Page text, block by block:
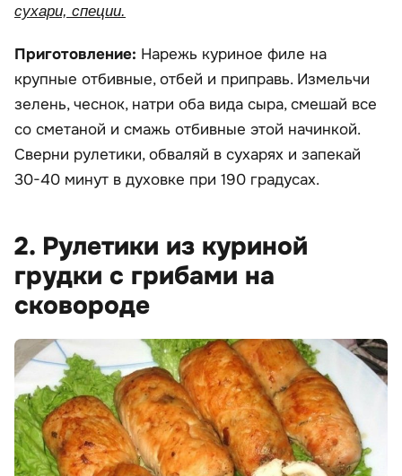
сухари, специи.
Приготовление: Нарежь куриное филе на
крупные отбивные, отбей и приправь. Измельчи
зелень, чеснок, натри оба вида сыра, смешай все
со сметаной и смажь отбивные этой начинкой.
Сверни рулетики, обваляй в сухарях и запекай
30-40 минут в духовке при 190 градусах.
2. Рулетики из куриной
грудки с грибами на
сковороде